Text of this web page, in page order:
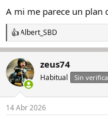
A mi me parece un plan
R
e
a
c
c
i
e
Albert_SBD
zeus74
Habitual Sin
14 Abr 2026